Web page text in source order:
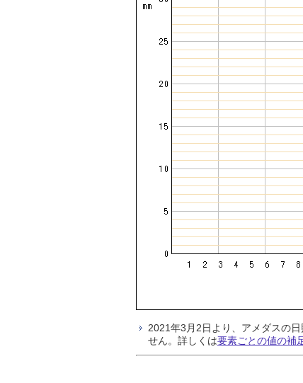
2021年3月2日より、アメダスの
せん。詳しくは要素ごとの値の補